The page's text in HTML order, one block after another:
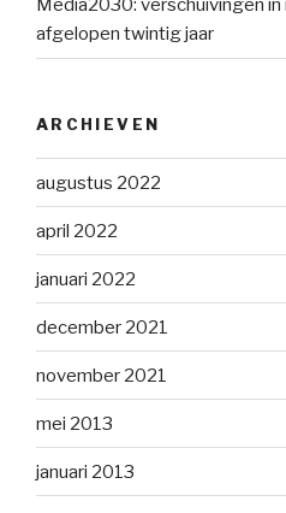
Media2030: verschuivingen
afgelopen twintig jaar
ARCHIEVEN
augustus 2022
april 2022
januari 2022
december 2021
november 2021
mei 2013
januari 2013